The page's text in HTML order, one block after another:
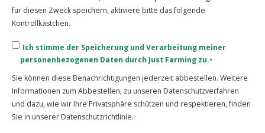
für diesen Zweck speichern, aktiviere bitte das folgende
Kontrollkästchen.
Ich stimme der Speicherung und Verarbeitung meiner
personenbezogenen Daten durch Just Farming zu.*
Sie können diese Benachrichtigungen jederzeit abbestellen. Weitere
Informationen zum Abbestellen, zu unseren Datenschutzverfahren
und dazu, wie wir Ihre Privatsphäre schützen und respektieren, finden
Sie in unserer Datenschutzrichtlinie.